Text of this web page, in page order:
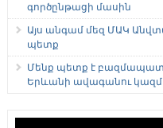
գործընթացի մասին
Այս անգամ մեզ ՄԱԿ
պետք
Մենք պետք է
Երևանի ավագանու